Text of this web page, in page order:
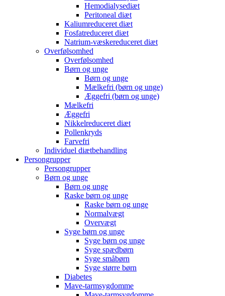
Hemodialysediæt
Peritoneal diæt
Kaliumreduceret diæt
Fosfatreduceret diæt
Natrium-væskereduceret diæt
Overfølsomhed
Overfølsomhed
Børn og unge
Børn og unge
Mælkefri (børn og unge)
Æggefri (børn og unge)
Mælkefri
Æggefri
Nikkelreduceret diæt
Pollenkryds
Farvefri
Individuel diætbehandling
Persongrupper
Persongrupper
Børn og unge
Børn og unge
Raske børn og unge
Raske børn og unge
Normalvægt
Overvægt
Syge børn og unge
Syge børn og unge
Syge spædbørn
Syge småbørn
Syge større børn
Diabetes
Mave-tarmsygdomme